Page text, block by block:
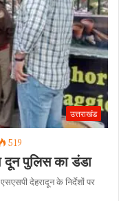
उत्तराखंड
519
पुलिस का डंडा
देहरादून के निर्देशों पर